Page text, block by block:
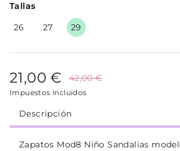
Tallas
26
27 29
21,00 € 42,00 €
Impuestos incluidos
Descripción
Zapatos Mod8 Niño Sandalias